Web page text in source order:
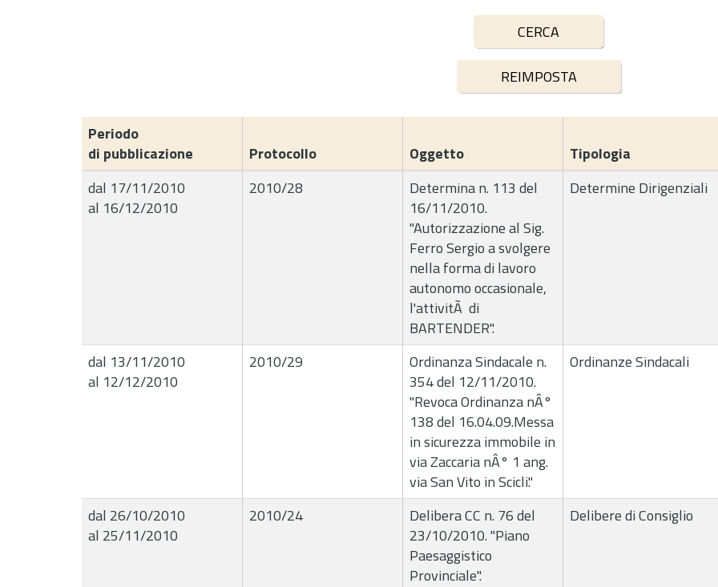
Periodo
di pubblicazione
Protocollo Oggetto Tipologia
dal 17/11/2010
al 16/12/2010
2010/28
Determina n. 113 del
16/11/2010.
"Autorizzazione al Sig.
Ferro Sergio a svolgere
nella forma di lavoro
autonomo occasionale,
l'attivitÃ di
BARTENDER".
Determine Dirigenziali
dal 13/11/2010
al 12/12/2010
2010/29
Ordinanza Sindacale n.
354 del 12/11/2010.
"Revoca Ordinanza nÂ°
138 del 16.04.09.Messa
in sicurezza immobile in
via Zaccaria nÂ° 1 ang.
via San Vito in Scicli."
Ordinanze Sindacali
dal 26/10/2010
al 25/11/2010
2010/24
Delibera CC n. 76 del
23/10/2010. "Piano
Paesaggistico
Provinciale".
Delibere di Consiglio